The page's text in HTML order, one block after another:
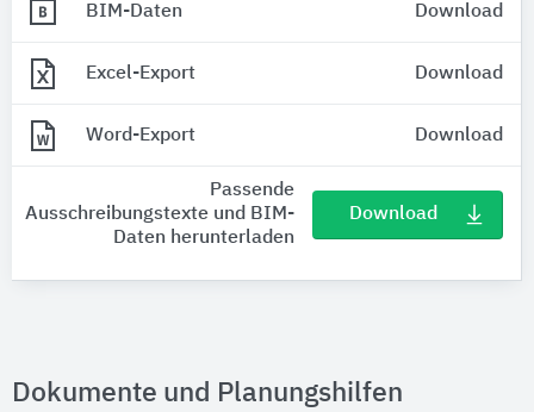
BIM-Daten Download
Excel-Export Download
Word-Export Download
Passende
Ausschreibungstexte und BIM-
Daten herunterladen
Download
Dokumente und Planungshilfen